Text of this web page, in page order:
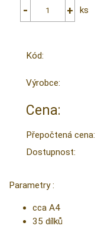
ks
Kód:
Výrobce:
Cena:
Přepočtená cena:
Dostupnost:
Parametry :
cca A4
35 dílků